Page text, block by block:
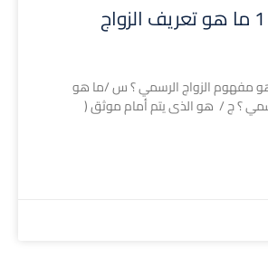
السؤال رقم 1 ما هو تعريف الزواج
رقم 1 ما هو مفهوم الزواج الرسمي ؟ س /ما هو
؟ ج / هو الذى يتم أمام موثق (